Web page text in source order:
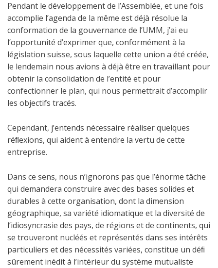
Pendant le développement de l’Assemblée, et une fois
accomplie l’agenda de la même est déjà résolue la
conformation de la gouvernance de l’UMM, j’ai eu
l’opportunité d’exprimer que, conformément à la
législation suisse, sous laquelle cette union a été créée,
le lendemain nous avions à déjà être en travaillant pour
obtenir la consolidation de l’entité et pour
confectionner le plan, qui nous permettrait d’accomplir
les objectifs tracés.
Cependant, j’entends nécessaire réaliser quelques
réﬂexions, qui aident à entendre la vertu de cette
entreprise.
Dans ce sens, nous n’ignorons pas que l’énorme tâche
qui demandera construire avec des bases solides et
durables à cette organisation, dont la dimension
géographique, sa variété idiomatique et la diversité de
l’idiosyncrasie des pays, de régions et de continents, qui
se trouveront nucléés et représentés dans ses intérêts
particuliers et des nécessités variées, constitue un déﬁ
sûrement inédit à l’intérieur du système mutualiste